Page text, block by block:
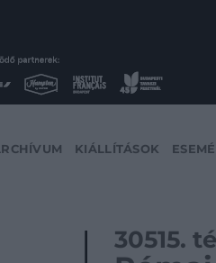
KIÁLLÍTÁSOK
30515.